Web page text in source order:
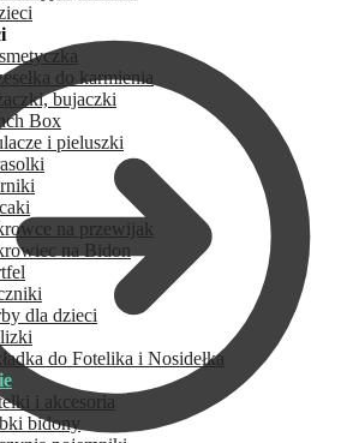
do karmienia
bujaczki
Box
i pieluszki
na przewijak
na Bidon
dla dzieci
do Fotelika i Nosidełka
i akcesoria
bidony